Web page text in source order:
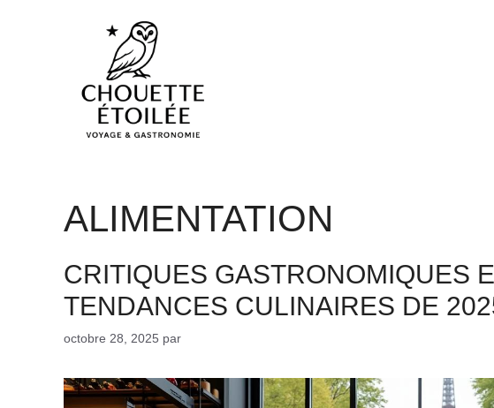
ALIMENTATION
CRITIQUES GASTRONOMIQUES
TENDANCES CULINAIRES DE
octobre 28, 2025 par